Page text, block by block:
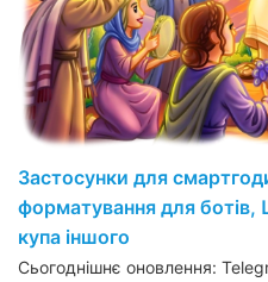
Застосунки для
форматування для ботів,
купа іншого
Сьогоднішнє оновлення: